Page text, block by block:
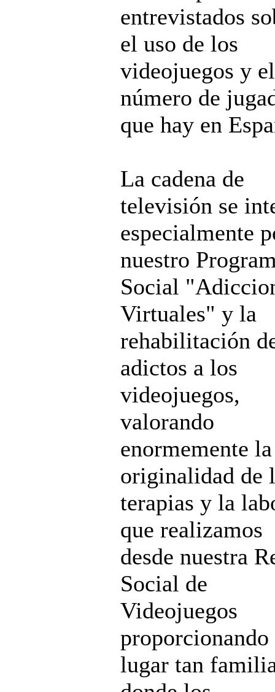
entrevistados
el uso de los
videojuegos y el
número de
que hay en
La cadena de
televisión se
especialmente
nuestro
Social
Virtuales" y la
rehabilitación
adictos a los
videojuegos,
valorando
enormemente la
originalidad de
terapias y la
que realizamos
desde nuestra
Social de
Videojuegos
proporcionando
lugar tan